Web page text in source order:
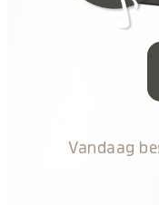
Vandaag